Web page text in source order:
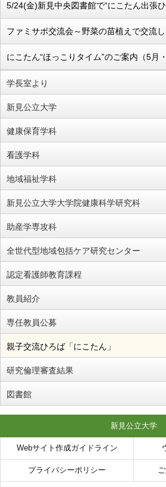
学長室より
新見公立大学
健康保育学科
看護学科
地域福祉学科
新見公立大学大学院健康科学研究科
助産学専攻科
全世代型地域包括ケア研究センター
認定看護師教育課程
教員紹介
専任教員公募
親子交流ひろば「にこたん」
研究倫理審査結果
図書館
5/24(金)新見中央図書館で“にこたん出張
ファミサポ交流会～野菜の苗植えで交流し
にこたん“ほっこりタイム”のご案内（5月・
新見公立大学
Webサイト作成ガイドライン
プライバシーポリシー